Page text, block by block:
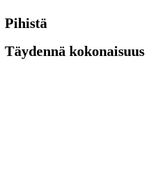
Pihistä
Täydennä kokonaisuus